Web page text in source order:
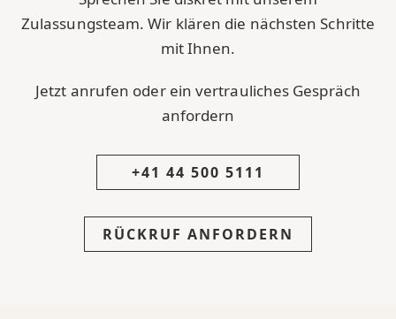
Zulassungsteam. Wir klären die nächsten Schritte
mit Ihnen.
Jetzt anrufen oder ein vertrauliches Gespräch
anfordern
+41 44 500 5111
RÜCKRUF ANFORDERN